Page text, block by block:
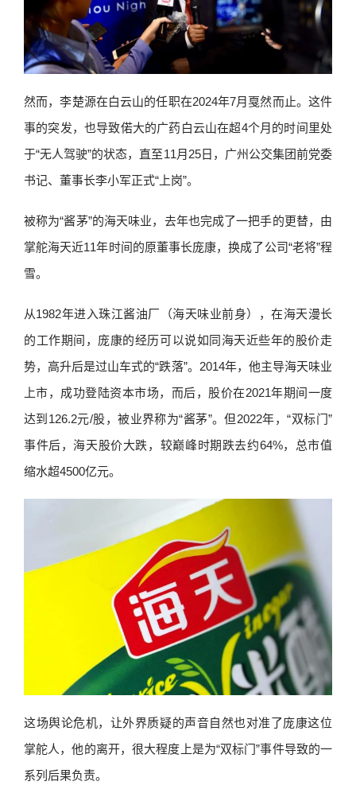
然而，李楚源在白云山的任职在2024年7月戛然而止。这件
事的突发，也导致偌大的广药白云山在超4个月的时间里处
于“无人驾驶”的状态，直至11月25日，广州公交集团前党委
书记、董事长李小军正式“上岗”。
被称为“酱茅”的海天味业，去年也完成了一把手的更替，由
掌舵海天近11年时间的原董事长庞康，换成了公司“老将”程
雪。
从1982年进入珠江酱油厂（海天味业前身），在海天漫长
的工作期间，庞康的经历可以说如同海天近些年的股价走
势，高升后是过山车式的“跌落”。2014年，他主导海天味业
上市，成功登陆资本市场，而后，股价在2021年期间一度
达到126.2元/股，被业界称为“酱茅”。但2022年，“双标门”
事件后，海天股价大跌，较巅峰时期跌去约64%，总市值
缩水超4500亿元。
这场舆论危机，让外界质疑的声音自然也对准了庞康这位
掌舵人，他的离开，很大程度上是为“双标门”事件导致的一
系列后果负责。